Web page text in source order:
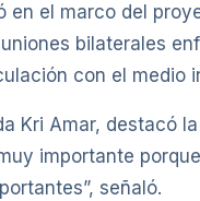
en el marco del
bilaterales
con el medio
Kri Amar,
importante
señaló.